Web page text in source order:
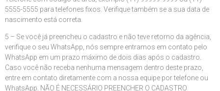
5555-5555 para telefones fixos. Verifique também se a sua data de
nascimento está correta.
5 – Se você já preencheu o cadastro e não teve retorno da agência,
verifique o seu WhatsApp, nós sempre entramos em contato pelo
WhatsApp em um prazo máximo de dois dias após o cadastro.
Caso você não receba nenhuma mensagem dentro deste prazo,
entre em contato diretamente com a nossa equipe por telefone ou
WhatsApp. NÃO É NECESSÁRIO PREENCHER O CADASTRO